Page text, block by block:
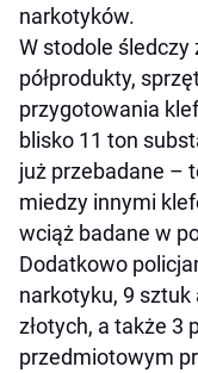
narkotyków.
W stodole śledczy
półprodukty,
przygotowania
blisko 11 ton
już przebadane –
miedzy innymi
wciąż badane w
Dodatkowo
narkotyku, 9
złotych, a także 3
przedmiotowym